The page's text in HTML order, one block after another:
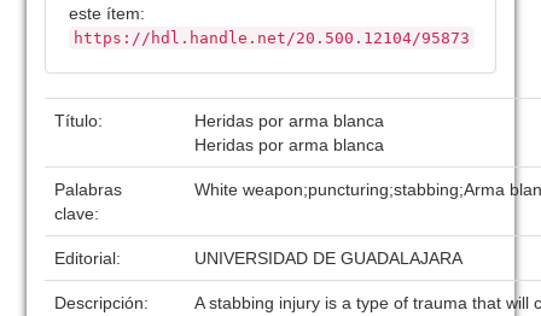
este ítem:
https://hdl.handle.net/20.500.12104/95873
Título:
Heridas por arma blanca
Heridas por arma blanca
Palabras
clave:
White weapon;puncturing;stabbing;Arma
Editorial: UNIVERSIDAD DE GUADALAJARA
Descripción:
A stabbing injury is a type of trauma that will